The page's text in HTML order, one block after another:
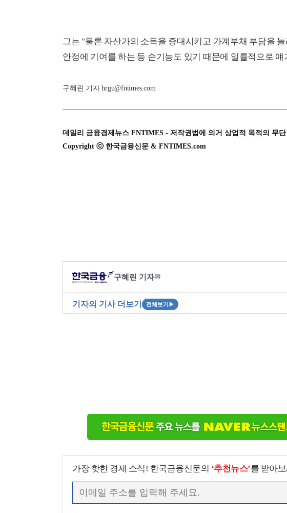
그는 "물론 자산가의 소득을 증대시키고 가계부채 부담을
안정에 기여를 하는 등 순기능도 있기 때문에 일률적으로
구혜린 기자 hrgu@fntimes.com
데일리 금융경제뉴스 FNTIMES - 저작권법에 의거 상업적 목적의 무
Copyright ⓒ 한국금융신문 & FNTIMES.com
구혜린 기자✉
기자의 기사 더보기 전체보기 ▶
가장 핫한 경제 소식! 한국금융신문의 ‘추천뉴스’를 받아